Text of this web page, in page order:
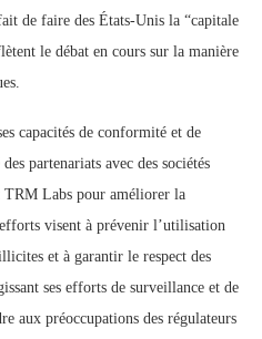
de faire des États-Unis la “capitale
le débat en cours sur la manière
capacités de conformité et de
partenariats avec des sociétés
TRM Labs pour améliorer la
visent à prévenir l’utilisation
et à garantir le respect des
ses efforts de surveillance et de
aux préoccupations des régulateurs